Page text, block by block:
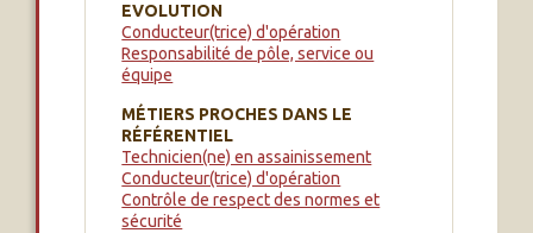
EVOLUTION
Conducteur(trice) d'opération
Responsabilité de pôle, service ou
équipe
MÉTIERS PROCHES DANS LE
RÉFÉRENTIEL
Technicien(ne) en assainissement
Conducteur(trice) d'opération
Contrôle de respect des normes et
sécurité